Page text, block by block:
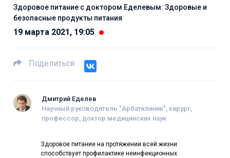
Здоровое питание с доктором Еделевым: Здоровые и
безопасные продукты питания
19 марта 2021, 19:05
Поделиться
Дмитрий Еделев
Научный руководитель "Арбатклиник", хирург,
профессор, доктор медицинских наук
Здоровое питание на протяжении всей жизни
способствует профилактике неинфекционных